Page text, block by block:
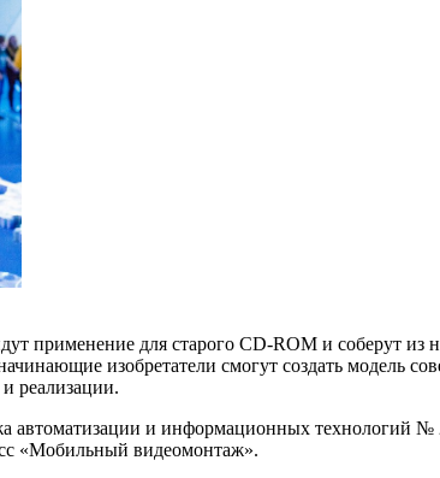
применение для старого CD-ROM и соберут
изобретатели смогут создать модель
реализации.
автоматизации и информационных технологий №
«Мобильный видеомонтаж».